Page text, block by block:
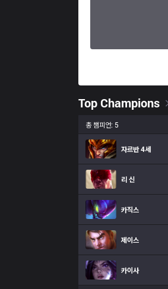
Top Champions
총 챔피언: 5
자르반 4세
리 신
카직스
제이스
카이사